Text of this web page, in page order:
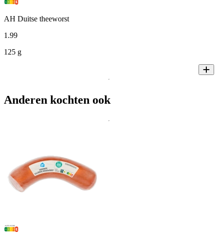
AH Duitse theeworst
1 .99
125 g
Anderen kochten ook